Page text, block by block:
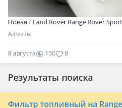
Новая
Land Rover Range Rover Sport
Алматы
8 августа 150 8
Результаты поиска
Фильтр топливный на